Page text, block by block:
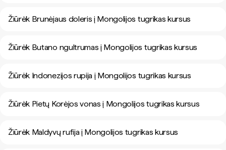
Žiūrėk Brunėjaus doleris į Mongolijos tugrikas kursus
Žiūrėk Butano ngultrumas į Mongolijos tugrikas kursus
Žiūrėk Indonezijos rupija į Mongolijos tugrikas kursus
Žiūrėk Pietų Korėjos vonas į Mongolijos tugrikas kursus
Žiūrėk Maldyvų rufija į Mongolijos tugrikas kursus